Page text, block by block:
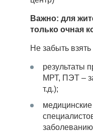
Важно: для
только очная
Не забыть взять
результаты
МРТ, ПЭТ –
т.д.);